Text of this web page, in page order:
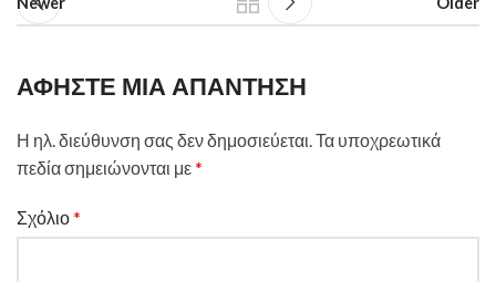
ΑΦΉΣΤΕ ΜΙΑ ΑΠΆΝΤΗΣΗ
Η ηλ. διεύθυνση σας δεν δημοσιεύεται.Τα υποχρεωτικά
πεδία σημειώνονται με*
Σχόλιο*